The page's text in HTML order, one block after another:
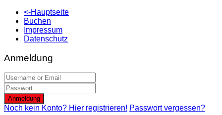
<-Hauptseite
Buchen
Impressum
Datenschutz
Anmeldung
Anmeldung
Noch kein Konto? Hier registrieren! Passwort vergessen?